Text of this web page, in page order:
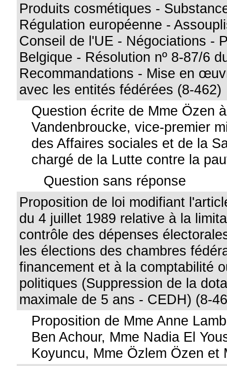
Produits cosmétiques -
Régulation européenne -
Conseil de l'UE - Négociations -
Belgique - Résolution nº 8-87/6
Recommandations - Mise en
avec les entités fédérées (8-462)
Question écrite de Mme Özen
Vandenbroucke, vice-premier
des Affaires sociales et de la
chargé de la Lutte contre la
Question sans réponse
Proposition de loi modifiant
du 4 juillet 1989 relative à la
contrôle des dépenses
les élections des chambres
financement et à la comptabilité
politiques (Suppression de la
maximale de 5 ans - CEDH) (8-
Proposition de Mme Anne
Ben Achour, Mme Nadia El
Koyuncu, Mme Özlem Özen et